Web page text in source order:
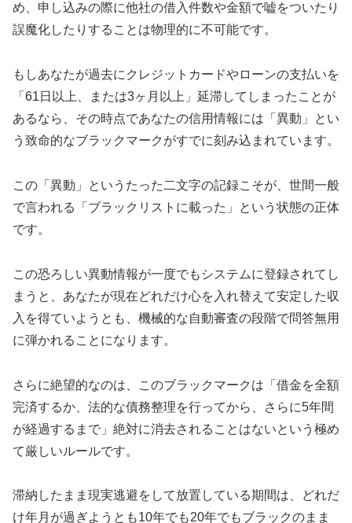
め、申し込みの際に他社の借入件数や金額で嘘をついたり
誤魔化したりすることは物理的に不可能です。
もしあなたが過去にクレジットカードやローンの支払いを
「61日以上、または3ヶ月以上」延滞してしまったことが
あるなら、その時点であなたの信用情報には「異動」とい
う致命的なブラックマークがすでに刻み込まれています。
この「異動」というたった二文字の記録こそが、世間一般
で言われる「ブラックリストに載った」という状態の正体
です。
この恐ろしい異動情報が一度でもシステムに登録されてし
まうと、あなたが現在どれだけ心を入れ替えて安定した収
入を得ていようとも、機械的な自動審査の段階で問答無用
に弾かれることになります。
さらに絶望的なのは、このブラックマークは「借金を全額
完済するか、法的な債務整理を行ってから、さらに5年間
が経過するまで」絶対に消去されることはないという極め
て厳しいルールです。
滞納したまま現実逃避をして放置している期間は、どれだ
け年月が過ぎようとも10年でも20年でもブラックのまま